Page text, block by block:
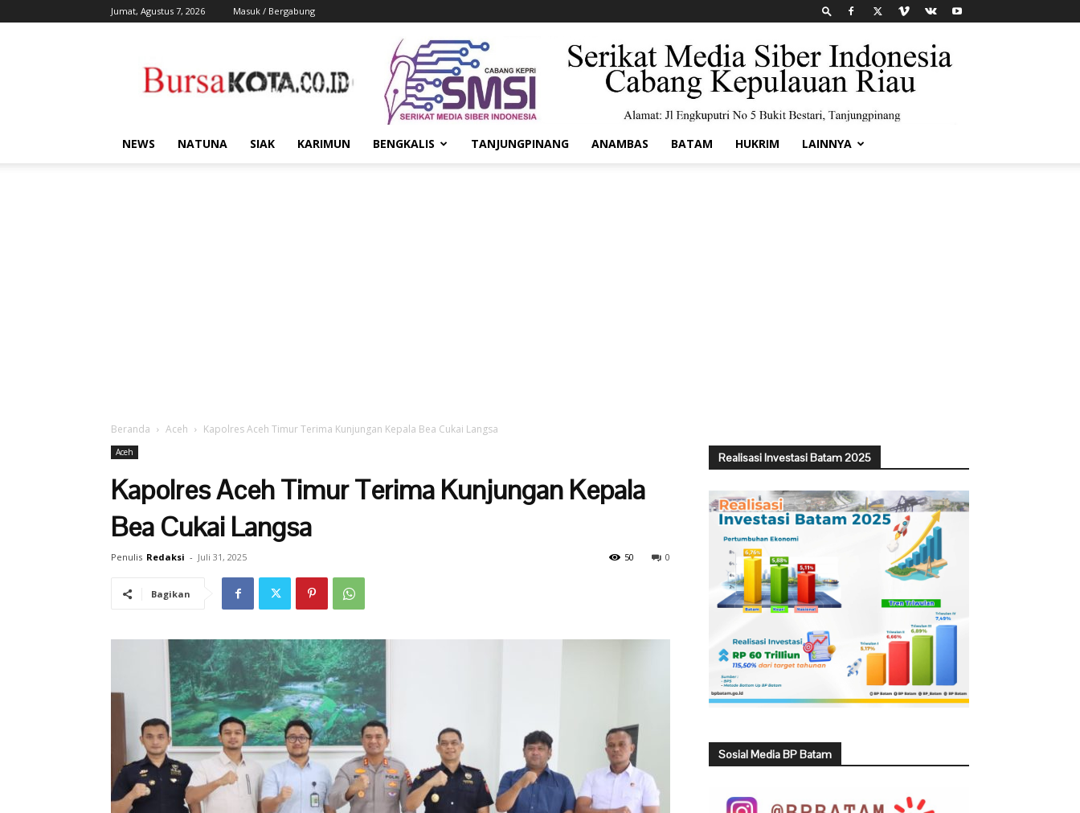
Jumat, Agustus 7, 2026 Masuk / Bergabung
Kota
NEWS NATUNA SIAK KARIMUN BENGKALIS TANJUNGPINANG ANAMBAS BATAM HUKRIM LAINNYA
Beranda Aceh Kapolres Aceh Timur Terima Kunjungan Kepala Bea Cukai Langsa
Aceh
Kapolres Aceh Timur Terima Kunjungan Kepala
Bea Cukai Langsa
Penulis Redaksi - Juli 31, 2025 0
50
Bagikan
Realisasi Investasi Batam 2025
Sosial Media BP Batam